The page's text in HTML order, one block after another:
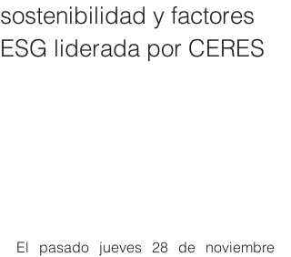
sostenibilidad y factores
ESG liderada por CERES